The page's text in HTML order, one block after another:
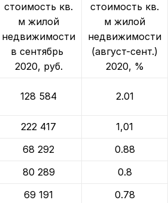
стоимость кв.
м жилой
недвижимости
в сентябрь
2020, руб.
стоимость кв.
м жилой
недвижимости
(август-сент.)
2020, %
128 584 2.01
222 417 1,01
68 292 0.88
80 289 0.8
69 191 0.78